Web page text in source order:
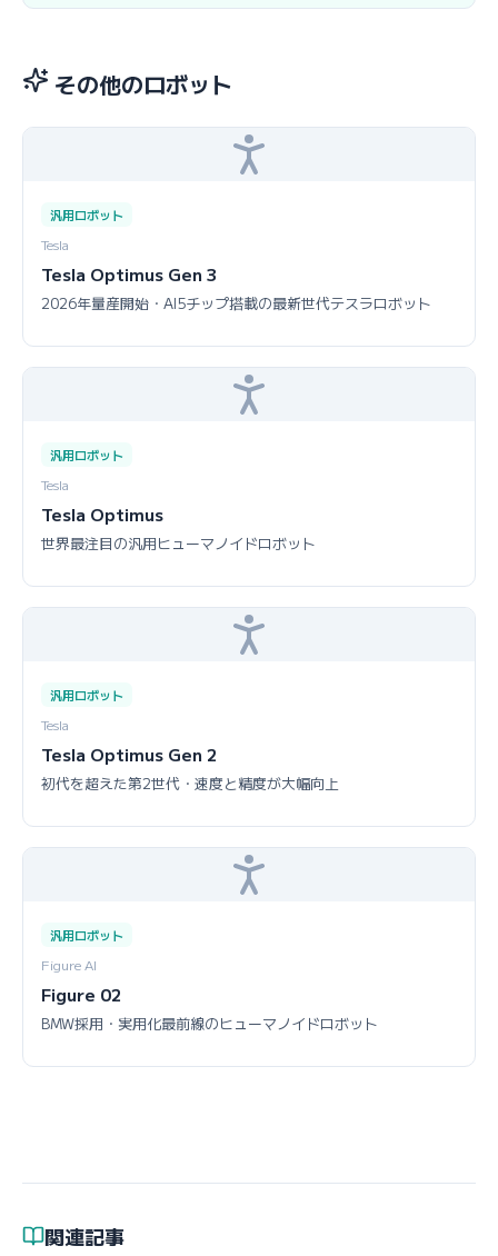
その他のロボット
汎用ロボット
Tesla
Tesla Optimus Gen 3
2026年量産開始・AI5チップ搭載の最新世代テスラロボット
汎用ロボット
Tesla
Tesla Optimus
世界最注目の汎用ヒューマノイドロボット
汎用ロボット
Tesla
Tesla Optimus Gen 2
初代を超えた第2世代・速度と精度が大幅向上
汎用ロボット
Figure AI
Figure 02
BMW採用・実用化最前線のヒューマノイドロボット
関連記事